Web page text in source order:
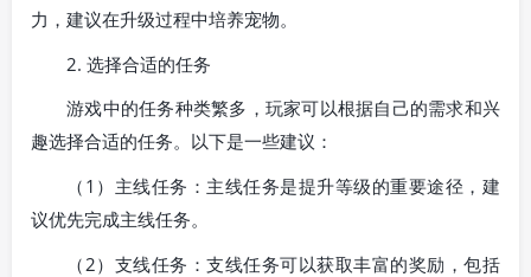
力，建议在升级过程中培养宠物。
2. 选择合适的任务
游戏中的任务种类繁多，玩家可以根据自己的需求和兴
趣选择合适的任务。以下是一些建议：
（1）主线任务：主线任务是提升等级的重要途径，建
议优先完成主线任务。
（2）支线任务：支线任务可以获取丰富的奖励，包括